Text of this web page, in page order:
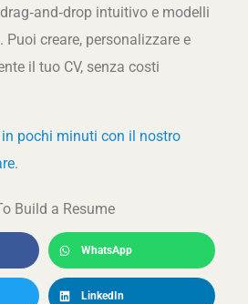
intuitivo e modelli
Puoi creare, personalizzare e
il tuo CV, senza costi
pochi minuti con il nostro
.
Build a Resume
WhatsApp
LinkedIn